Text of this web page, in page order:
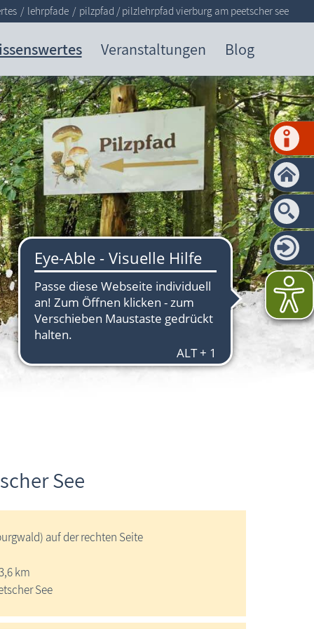
Veranstaltungen Blog
lehrpfade pilzpfad / pilzlehrpfad vierburg am peetscher see
See
auf der rechten Seite
km
See